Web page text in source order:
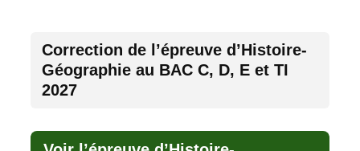
Correction de l’épreuve d’Histoire-
Géographie au BAC C, D, E et TI
2027